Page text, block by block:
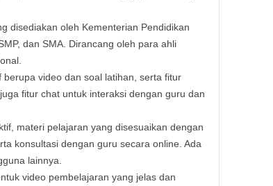
disediakan oleh Kementerian Pendidikan
dan SMA. Dirancang oleh para ahli
video dan soal latihan, serta fitur
fitur chat untuk interaksi dengan guru dan
materi pelajaran yang disesuaikan dengan
konsultasi dengan guru secara online. Ada
lainnya.
video pembelajaran yang jelas dan